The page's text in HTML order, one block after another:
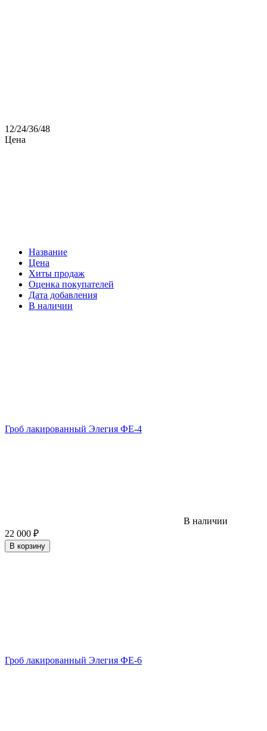
12/24/36/48
Цена
Название
Цена
Хиты продаж
Оценка покупателей
Дата добавления
В наличии
Гроб лакированный Элегия ФЕ-4
В наличии
22 000 ₽
В корзину
Гроб лакированный Элегия ФЕ-6